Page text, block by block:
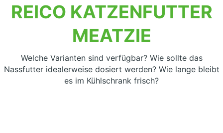
REICO KATZENFUTTER
MEATZIE
Welche Varianten sind verfügbar? Wie sollte das
Nassfutter idealerweise dosiert werden? Wie lange bleibt
es im Kühlschrank frisch?